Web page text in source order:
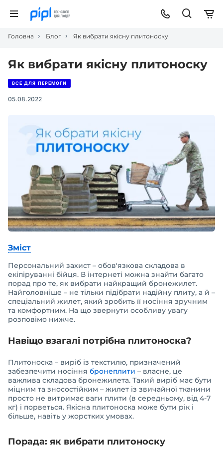
Головна Блог Як вибрати якісну плитоноску
Як вибрати якісну плитоноску
ВСЕ ДЛЯ ПЕРЕМОГИ
05.08.2022
Зміст
Персональний захист – обов'язкова складова в
екіпіруванні бійця. В інтернеті можна знайти багато
порад про те, як вибрати найкращий бронежилет.
Найголовніше – не тільки підібрати надійну плиту, а й –
спеціальний жилет, який зробить її носіння зручним
та комфортним. На що звернути особливу увагу
розповімо нижче.
Навіщо взагалі потрібна плитоноска?
Плитоноска – виріб із текстилю, призначений
забезпечити носіння бронеплити – власне, це
важлива складова бронежилета. Такий виріб має бути
міцним та зносостійким – жилет із звичайної тканини
просто не витримає ваги плити (в середньому, від 4-7
кг) і порветься. Якісна плитоноска може бути рік і
більше, навіть у жорстких умовах.
Порада: як вибрати плитоноску